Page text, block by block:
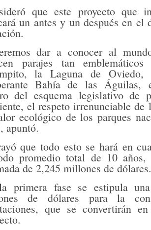
que este proyecto que
un antes y un después en
dar a conocer al
parajes tan
la Laguna de
Bahía de las Águilas,
del esquema legislativo de
el respeto irrenunciable de
ecológico de los parques
apuntó.
que todo esto se hará en
promedio total de 10
de 2,245 millones de dólares.
primera fase se estipula
de dólares para la
que se convertirán